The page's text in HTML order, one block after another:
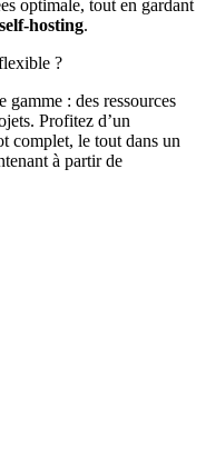
optimale, tout en gardant
self-hosting.
?
: des ressources
Profitez d’un
complet, le tout dans un
à partir de